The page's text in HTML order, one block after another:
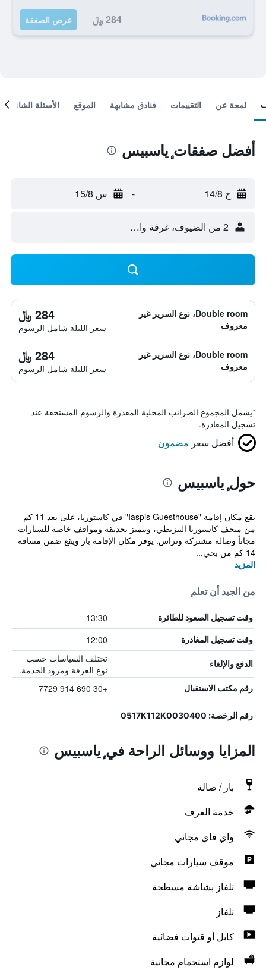
284 ﷼ عرض الصفقة
لمحة عن التقييمات فنادق مشابهة الموقع الأسئلة الشائعة
أفضل صفقات ٕياسبيس
ج 14/8 - س 15/8
2 من الضيوف، غرفة واحدة
Double room، نوع السرير غير
معروف
284 ﷼
سعر الليلة شامل الرسوم
Double room، نوع السرير غير
معروف
284 ﷼
سعر الليلة شامل الرسوم
*يشمل المجموع الضرائب المحلية المقدرة والرسوم المستحقة عند
تسجيل المغادرة.
أفضل سعر مضمون
حول ٕياسبيس
يقع مكان إقامة "Iaspis Guesthouse" في كاستوريا، على بعد 11 كم
من متحف كاستوريا البيزنطي، ويتميز بحديقة ومواقف خاصة للسيارات
مجاناً وصالة مشتركة وتراس. يوفر مكان الإقامة بار ويقع ضمن مسافة
14 كم من بحي...
المزيد
من الجيد أن تعلم
وقت تسجيل الصعود للطائرة 13:30
وقت تسجيل المغادرة 12:00
الدفع والإلغاء
تختلف السياسات حسب
نوع الغرفة ومزود الخدمة.
رقم مكتب الاستقبال +30 690 914 7729
رقم الرخصة: 0517Κ112Κ0030400
المزايا ووسائل الراحة في ٕياسبيس
بار / صالة
خدمة الغرف
واي فاي مجاني
موقف سيارات مجاني
تلفاز بشاشة مسطحة
تلفاز
كابل أو قنوات فضائية
لوازم استحمام مجانية